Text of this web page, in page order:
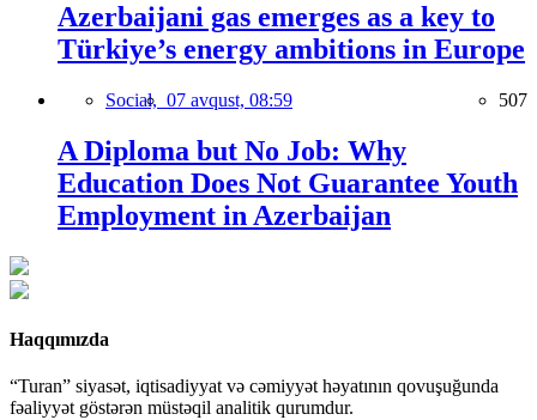
Azerbaijani gas emerges as a key to
Türkiye’s energy ambitions in Europe
Social, 07 avqust, 08:59 507
A Diploma but No Job: Why
Education Does Not Guarantee Youth
Employment in Azerbaijan
Haqqımızda
“Turan” siyasət, iqtisadiyyat və cəmiyyət həyatının qovuşuğunda
fəaliyyət göstərən müstəqil analitik qurumdur.